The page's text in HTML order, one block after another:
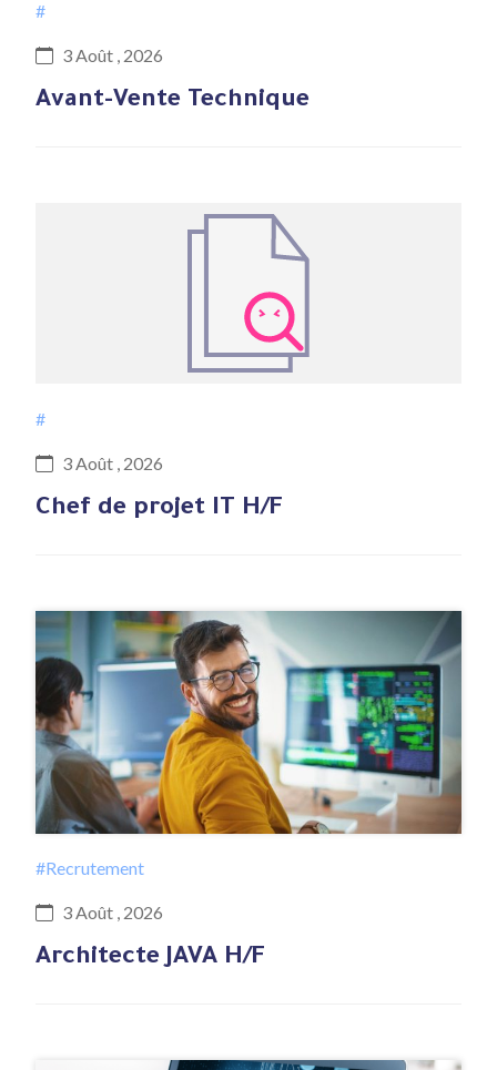
#
3 Août , 2026
Avant-Vente Technique
#
3 Août , 2026
Chef de projet IT H/F
#Recrutement
3 Août , 2026
Architecte JAVA H/F